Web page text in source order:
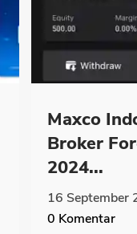
Maxco
Broker
2024...
16 September
0 Komentar